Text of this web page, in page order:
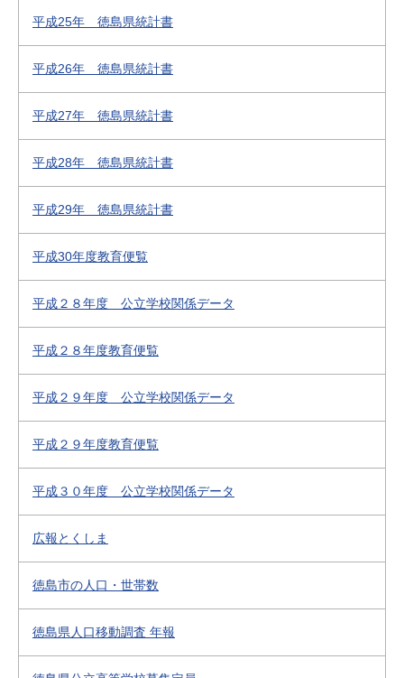
平成25年 徳島県統計書
平成26年 徳島県統計書
平成27年 徳島県統計書
平成28年 徳島県統計書
平成29年 徳島県統計書
平成30年度教育便覧
平成２８年度 公立学校関係データ
平成２８年度教育便覧
平成２９年度 公立学校関係データ
平成２９年度教育便覧
平成３０年度 公立学校関係データ
広報とくしま
徳島市の人口・世帯数
徳島県人口移動調査 年報